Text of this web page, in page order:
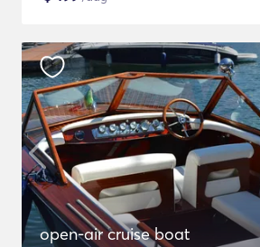
open-air cruise boat